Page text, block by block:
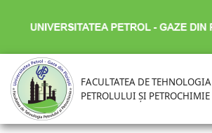
FACULTATEA DE TEHNOLOGIA
PETROLULUI ȘI PETROCHIMIE